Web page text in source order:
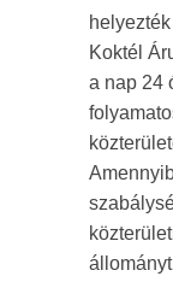
Koktél
a nap 24